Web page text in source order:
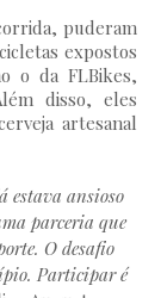
puderam
expostos
o da FLBikes,
disso, eles
artesanal
estava ansioso
parceria que
O desafio
Participar é